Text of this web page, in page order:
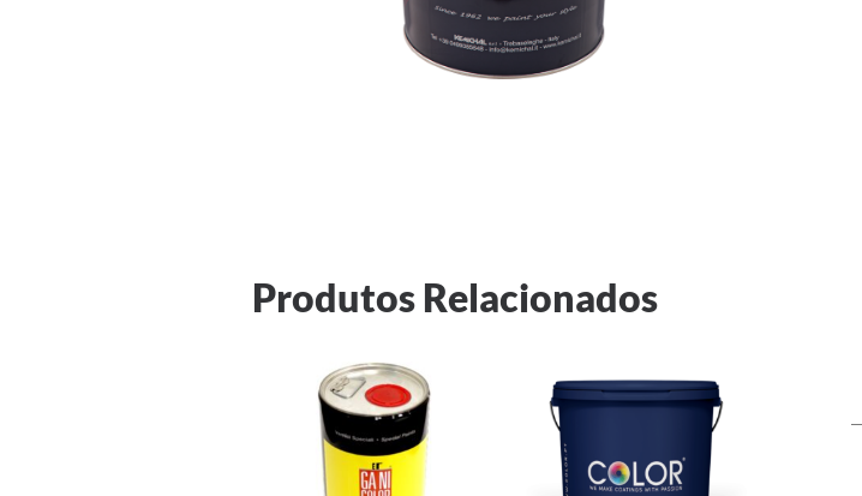
Produtos Relacionados